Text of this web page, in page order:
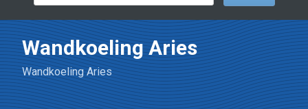
Wandkoeling Aries
Wandkoeling Aries